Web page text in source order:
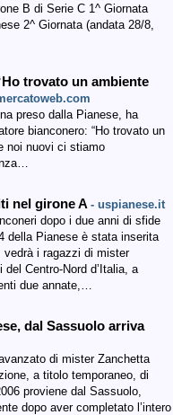
B di Serie C 1^ Giornata
2^ Giornata (andata 28/8,
trovato un ambiente
preso dalla Pianese, ha
bianconero: “Ho trovato un
noi nuovi ci stiamo
nel girone A - uspianese.it
dopo i due anni di sfide
della Pianese è stata inserita
vedrà i ragazzi di mister
Centro-Nord d’Italia, a
due annate,…
dal Sassuolo arriva
di mister Zanchetta
a titolo temporaneo, di
proviene dal Sassuolo,
dopo aver completato l’intero